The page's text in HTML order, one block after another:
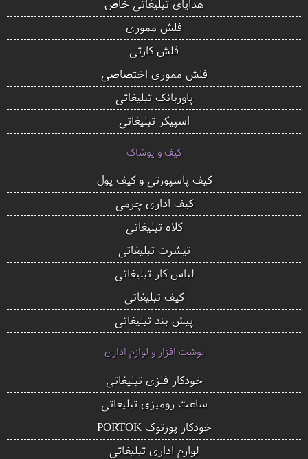
فلش مموری
فلش کارتی
فلش مموری اختصاصی
پاوربانک تبلیغاتی
اسپیکر تبلیغاتی
کیف و پوشاک
کیف پاسپورتی و کیف پول
کیف اداری چرمی
کلاه تبلیغاتی
تیشرت تبلیغاتی
لباس کار تبلیغاتی
کیف تبلیغاتی
پیش بند تبلیغاتی
نوشت افزار و لوازم اداری
خودکار فلزی تبلیغاتی
ساعت رومیزی تبلیغاتی
خودکار پورتوک PORTOK
لوازم اداری تبلیغاتی